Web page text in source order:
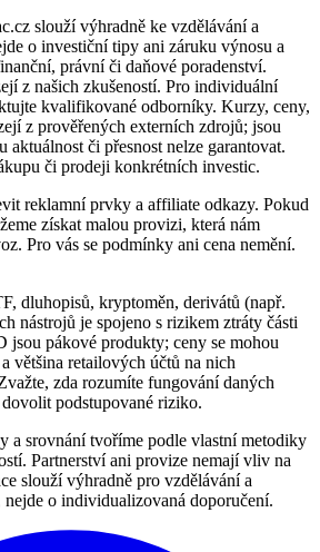
slouží výhradně ke vzdělávání a
o investiční tipy ani záruku výnosu a
právní či daňové poradenství.
z našich zkušeností. Pro individuální
kvalifikované odborníky. Kurzy, ceny,
z prověřených externích zdrojů; jsou
aktuálnost či přesnost nelze garantovat.
či prodeji konkrétních investic.
reklamní prvky a affiliate odkazy. Pokud
získat malou provizi, která nám
Pro vás se podmínky ani cena nemění.
dluhopisů, kryptoměn, derivátů (např.
nástrojů je spojeno s rizikem ztráty části
jsou pákové produkty; ceny se mohou
většina retailových účtů na nich
zda rozumíte fungování daných
podstupované riziko.
a srovnání tvoříme podle vlastní metodiky
Partnerství ani provize nemají vliv na
slouží výhradně pro vzdělávání a
o individualizovaná doporučení.